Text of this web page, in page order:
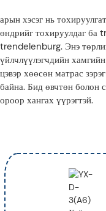
арын хэсэг нь
өндрийг тохируулдаг
trendelenburg. Энэ
үйлчлүүлэгчдийн
цэвэр хөөсөн матрас
байна. Бид өвчтөн болон
ороор хангах үүрэгтэй.